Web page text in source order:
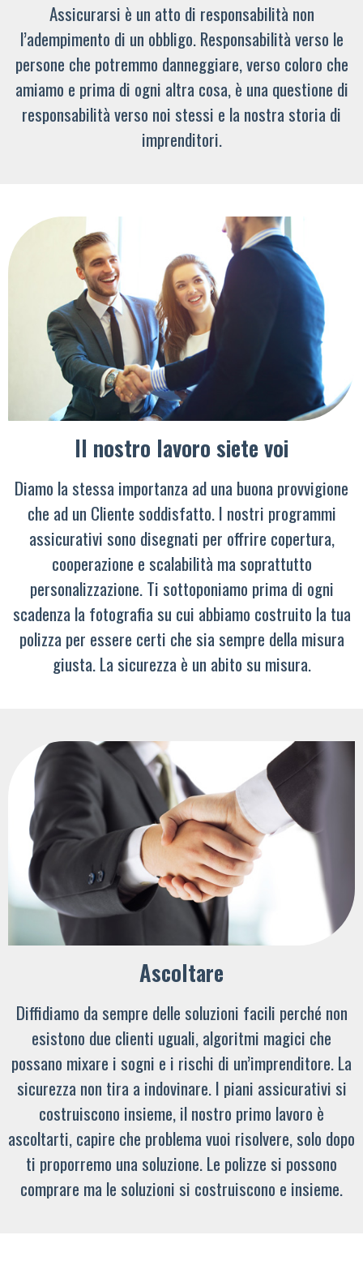
Assicurarsi è un atto di responsabilità non
l’adempimento di un obbligo. Responsabilità verso le
persone che potremmo danneggiare, verso coloro che
amiamo e prima di ogni altra cosa, è una questione di
responsabilità verso noi stessi e la nostra storia di
imprenditori.
Il nostro lavoro siete voi
Diamo la stessa importanza ad una buona provvigione
che ad un Cliente soddisfatto. I nostri programmi
assicurativi sono disegnati per offrire copertura,
cooperazione e scalabilità ma soprattutto
personalizzazione. Ti sottoponiamo prima di ogni
scadenza la fotografia su cui abbiamo costruito la tua
polizza per essere certi che sia sempre della misura
giusta. La sicurezza è un abito su misura.
Ascoltare
Diffidiamo da sempre delle soluzioni facili perché non
esistono due clienti uguali, algoritmi magici che
possano mixare i sogni e i rischi di un’imprenditore. La
sicurezza non tira a indovinare. I piani assicurativi si
costruiscono insieme, il nostro primo lavoro è
ascoltarti, capire che problema vuoi risolvere, solo dopo
ti proporremo una soluzione. Le polizze si possono
comprare ma le soluzioni si costruiscono e insieme.